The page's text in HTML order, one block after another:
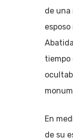
de una
tiempo
En
de su